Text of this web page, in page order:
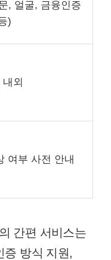
, 얼굴, 금융인증
)
내외
여부 사전 안내
간편 서비스는
증 방식 지원,